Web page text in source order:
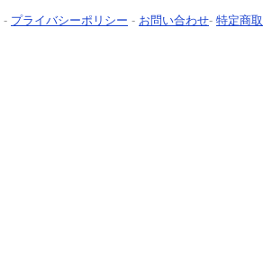
- プライバシーポリシー - お問い合わせ- 特定商